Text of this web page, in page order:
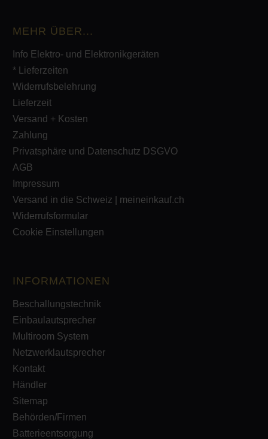
MEHR ÜBER...
Info Elektro- und Elektronikgeräten
* Lieferzeiten
Widerrufsbelehrung
Lieferzeit
Versand + Kosten
Zahlung
Privatsphäre und Datenschutz DSGVO
AGB
Impressum
Versand in die Schweiz | meineinkauf.ch
Widerrufsformular
Cookie Einstellungen
INFORMATIONEN
Beschallungstechnik
Einbaulautsprecher
Multiroom System
Netzwerklautsprecher
Kontakt
Händler
Sitemap
Behörden/Firmen
Batterieentsorgung